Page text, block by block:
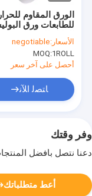
الورق المقاوم
للطابعات ورق
القابل للغسيل
الأسعار:negotiable
MOQ:1ROLL
أحصل على آخر سعر
ﺎﺘﺼﻟ ﺍﻶﻧ
وفر وقتك
دعنا نتصل بأفضل
أعط متطلباتك